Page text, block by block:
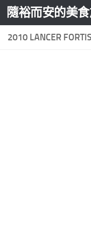
Skip to content
隨裕而安的美
2010 LANCER